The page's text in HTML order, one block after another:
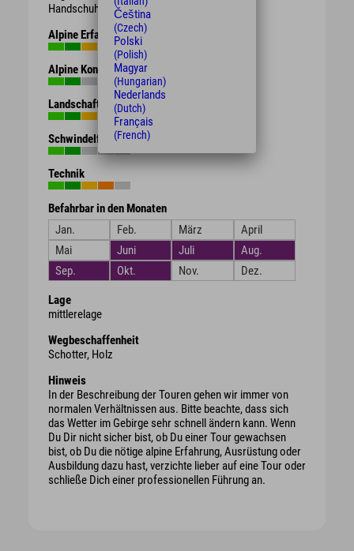
Handschuhe, Getränk, Proviant.
Alpine Erfahrung
Alpine Kondition
Landschaft
Schwindelfreiheit
Technik
Befahrbar in den Monaten
Jan.
Feb. März
April
Mai
Juni Juli
Aug.
Sep.
Okt. Nov. Dez.
Lage
mittlerelage
Wegbeschaffenheit
Schotter, Holz
Hinweis
In der Beschreibung der Touren gehen wir immer von
normalen Verhältnissen aus. Bitte beachte, dass sich
das Wetter im Gebirge sehr schnell ändern kann. Wenn
Du Dir nicht sicher bist, ob Du einer Tour gewachsen
bist, ob Du die nötige alpine Erfahrung, Ausrüstung oder
Ausbildung dazu hast, verzichte lieber auf eine Tour oder
schließe Dich einer professionellen Führung an.
Čeština
(Czech)
Polski
(Polish)
Magyar
(Hungarian)
Nederlands
(Dutch)
Français
(French)